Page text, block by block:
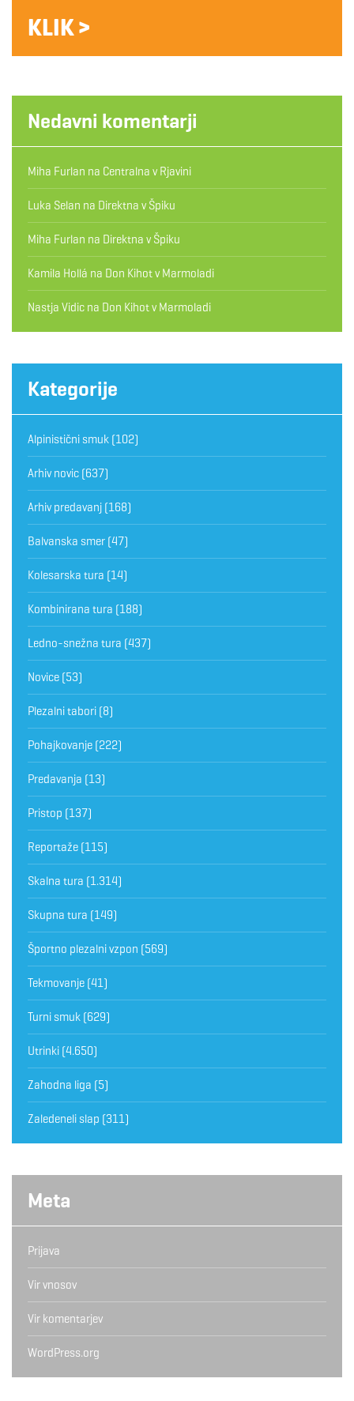
KLIK >
Nedavni komentarji
Miha Furlan na Centralna v Rjavini
Luka Selan na Direktna v Špiku
Miha Furlan na Direktna v Špiku
Kamila Hollá na Don Kihot v Marmoladi
Nastja Vidic na Don Kihot v Marmoladi
Kategorije
Alpinistični smuk (102)
Arhiv novic (637)
Arhiv predavanj (168)
Balvanska smer (47)
Kolesarska tura (14)
Kombinirana tura (188)
Ledno-snežna tura (437)
Novice (53)
Plezalni tabori (8)
Pohajkovanje (222)
Predavanja (13)
Pristop (137)
Reportaže (115)
Skalna tura (1.314)
Skupna tura (149)
Športno plezalni vzpon (569)
Tekmovanje (41)
Turni smuk (629)
Utrinki (4.650)
Zahodna liga (5)
Zaledeneli slap (311)
Meta
Prijava
Vir vnosov
Vir komentarjev
WordPress.org